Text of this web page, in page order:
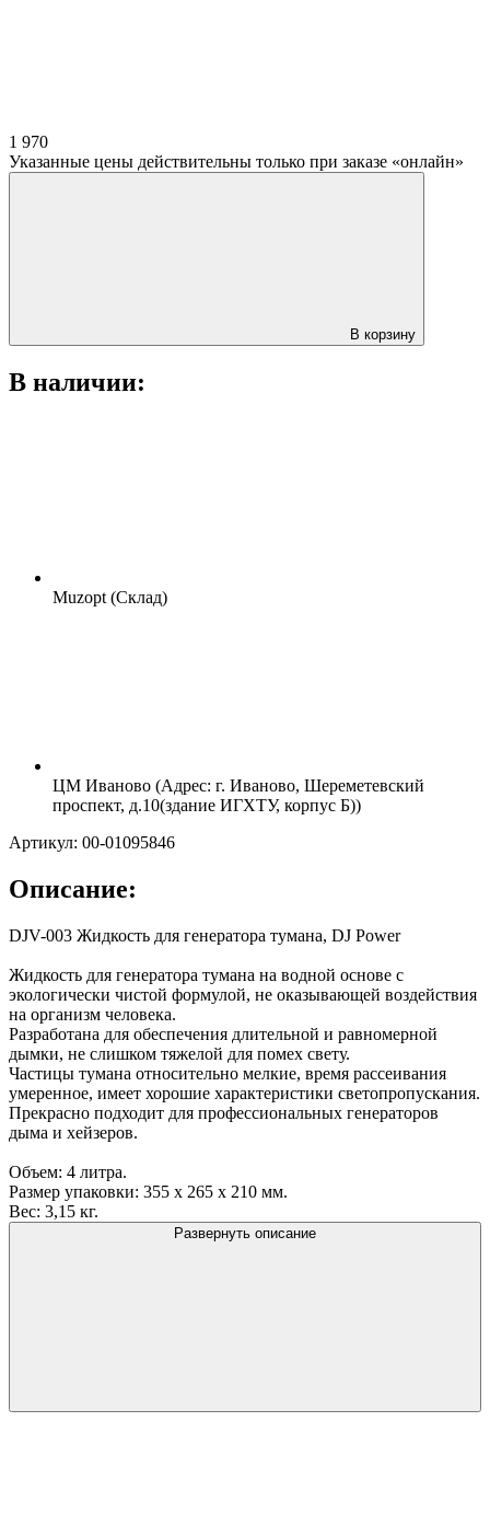
1 970
Указанные цены действительны только при заказе «онлайн»
В корзину
В наличии:
Muzopt (Склад)
ЦМ Иваново (Адрес: г. Иваново, Шереметевский
проспект, д.10(здание ИГХТУ, корпус Б))
Артикул: 00-01095846
Описание:
DJV-003 Жидкость для генератора тумана, DJ Power
Жидкость для генератора тумана на водной основе с
экологически чистой формулой, не оказывающей воздействия
на организм человека.
Разработана для обеспечения длительной и равномерной
дымки, не слишком тяжелой для помех свету.
Частицы тумана относительно мелкие, время рассеивания
умеренное, имеет хорошие характеристики светопропускания.
Прекрасно подходит для профессиональных генераторов
дыма и хейзеров.
Объем: 4 литра.
Размер упаковки: 355 х 265 х 210 мм.
Вес: 3,15 кг.
Развернуть описание